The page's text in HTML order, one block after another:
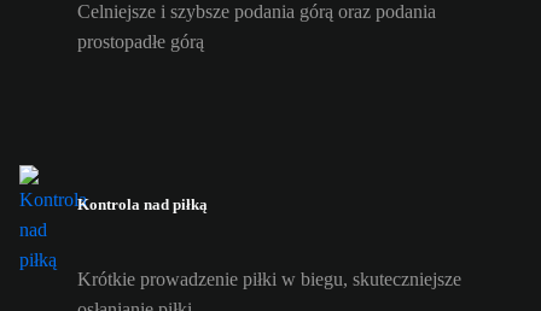
Celniejsze i szybsze podania górą oraz podania
prostopadłe górą
Kontrola nad piłką
Krótkie prowadzenie piłki w biegu, skuteczniejsze